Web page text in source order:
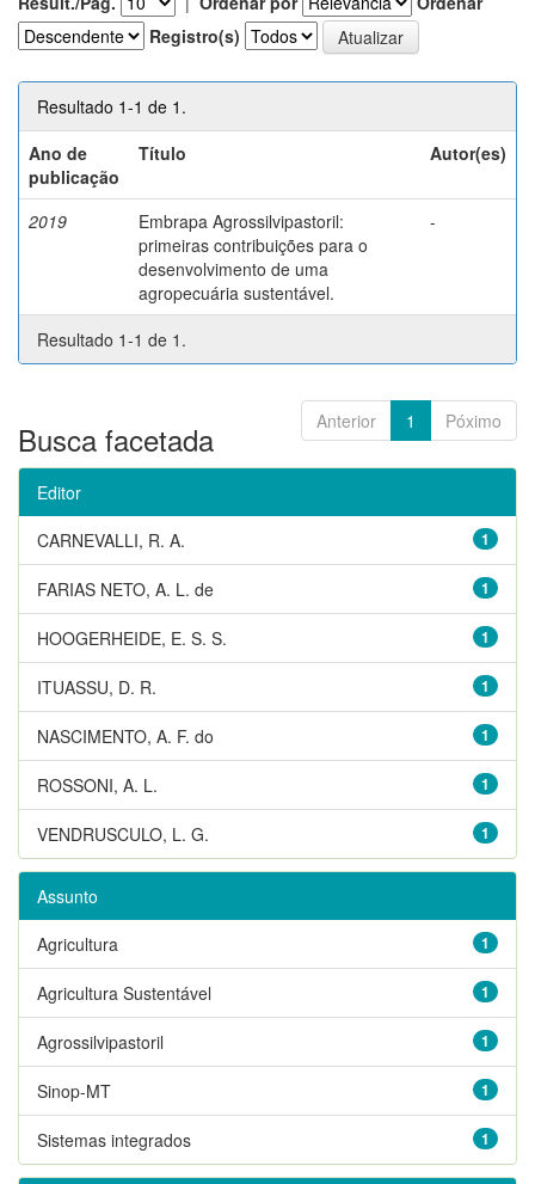
Registro(s)
Resultado 1-1 de 1.
Ano de
publicação
Título Autor(es)
2019
Embrapa Agrossilvipastoril:
primeiras contribuições para o
desenvolvimento de uma
agropecuária sustentável.
-
Resultado 1-1 de 1.
Anterior 1 Póximo
Busca facetada
Editor
1
CARNEVALLI, R. A.
1
FARIAS NETO, A. L. de
1
HOOGERHEIDE, E. S. S.
1
ITUASSU, D. R.
1
NASCIMENTO, A. F. do
1
ROSSONI, A. L.
1
VENDRUSCULO, L. G.
Assunto
1
Agricultura
1
Agricultura Sustentável
1
Agrossilvipastoril
1
Sinop-MT
1
Sistemas integrados